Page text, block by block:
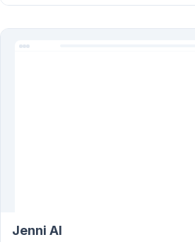
超過 50 種語言，包括荷蘭語等，並支援
用於廣泛的使用者群體。 AI Quiz Generator 提供年費及月費兩種
Jenni AI